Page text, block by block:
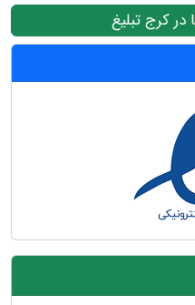
کرج تبلیغ